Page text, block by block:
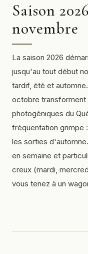
Saison
novembre
La saison 2026
jusqu'au tout début
tardif, été et
octobre transforment
photogéniques du
fréquentation grimpe
les sorties
en semaine et
creux (mardi,
vous tenez à un